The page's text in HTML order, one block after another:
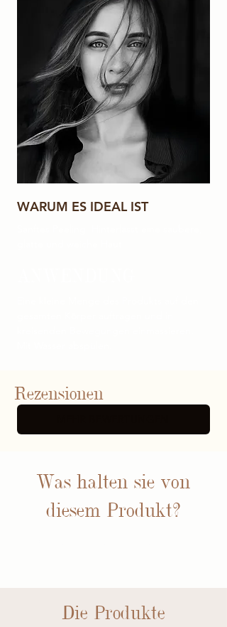
WARUM ES IDEAL IST
Rezensionen
Was halten sie von
diesem Produkt?
Die Produkte